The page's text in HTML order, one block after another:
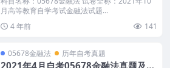
月高等教育自学考试金融法试题...
4 年前
141
05678金融法 历年自考真题
2021年4月自考05678金融法真题及答